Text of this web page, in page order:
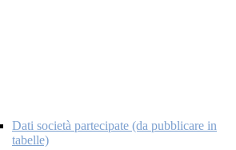
Dati società partecipate (da pubblicare in
tabelle)